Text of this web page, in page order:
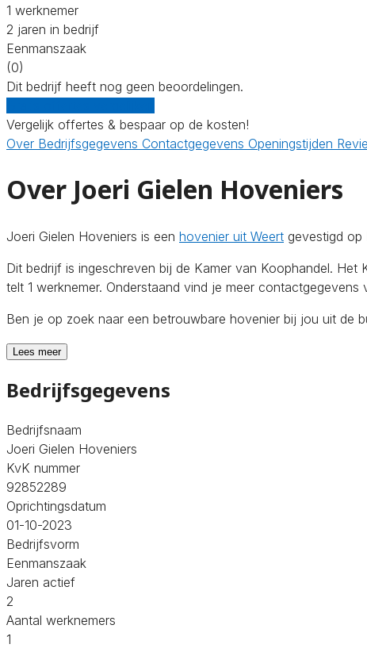
1 werknemer
2 jaren in bedrijf
Eenmanszaak
(0)
Dit bedrijf heeft nog geen beoordelingen.
Vergelijk offertes & bespaar op de kosten!
Over Bedrijfsgegevens Contactgegevens Openingstijden
Over Joeri Gielen Hoveniers
Joeri Gielen Hoveniers is een hovenier uit Weert gevestigd op
Dit bedrijf is ingeschreven bij de Kamer van Koophandel. Het
telt 1 werknemer. Onderstaand vind je meer contactgegevens
Ben je op zoek naar een betrouwbare hovenier bij jou uit de
Lees meer
Bedrijfsgegevens
Bedrijfsnaam
Joeri Gielen Hoveniers
KvK nummer
92852289
Oprichtingsdatum
01-10-2023
Bedrijfsvorm
Eenmanszaak
Jaren actief
2
Aantal werknemers
1